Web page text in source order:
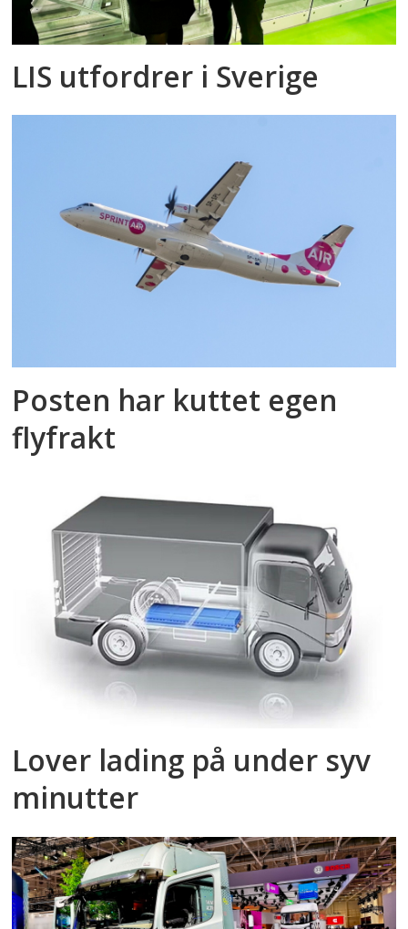
LIS utfordrer i Sverige
Posten har kuttet egen
flyfrakt
Lover lading på under syv
minutter